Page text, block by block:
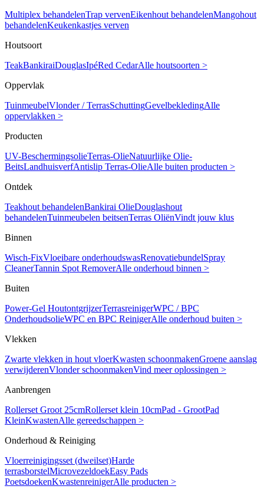
Multiplex behandelenTrap vervenEikenhout behandelenMangohout
behandelenKeukenkastjes verven
Houtsoort
TeakBankiraiDouglasIpéRed CedarAlle houtsoorten >
Oppervlak
TuinmeubelVlonder / TerrasSchuttingGevelbekledingAlle
oppervlakken >
Producten
UV-BeschermingsolieTerras-OlieNatuurlijke Olie-
BeitsLandhuisverfAntislip Terras-OlieAlle buiten producten >
Ontdek
Teakhout behandelenBankirai OlieDouglashout
behandelenTuinmeubelen beitsenTerras OliënVindt jouw klus
Binnen
Wisch-FixVloeibare onderhoudswasRenovatiebundelSpray
CleanerTannin Spot RemoverAlle onderhoud binnen >
Buiten
Power-Gel HoutontgrijzerTerrasreinigerWPC / BPC
OnderhoudsolieWPC en BPC ReinigerAlle onderhoud buiten >
Vlekken
Zwarte vlekken in hout vloerKwasten schoonmakenGroene aanslag
verwijderenVlonder schoonmakenVind meer oplossingen >
Aanbrengen
Rollerset Groot 25cmRollerset klein 10cmPad - GrootPad
KleinKwastenAlle gereedschappen >
Onderhoud & Reiniging
Vloerreinigingsset (dweilset)Harde
terrasborstelMicrovezeldoekEasy Pads
PoetsdoekenKwastenreinigerAlle producten >